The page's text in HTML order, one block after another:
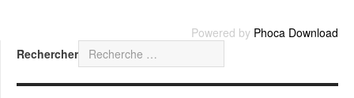
Powered by Phoca Download
Rechercher